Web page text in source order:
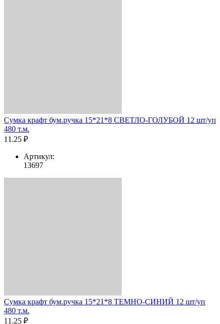
Сумка крафт бум.ручка 15*21*8 СВЕТЛО-ГОЛУБОЙ 12 шт/уп
480 т.м.
11.25 ₽
Артикул:
13697
Сумка крафт бум.ручка 15*21*8 ТЕМНО-СИНИЙ 12 шт/уп
480 т.м.
11.25 ₽